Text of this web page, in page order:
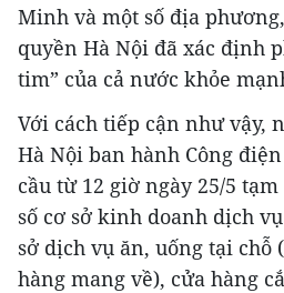
Minh và một số địa
quyền Hà Nội đã xác định
tim” của cả nước khỏe
Với cách tiếp cận như vậy,
Hà Nội ban hành Công
cầu từ 12 giờ ngày 25/5
số cơ sở kinh doanh dịch
sở dịch vụ ăn, uống tại chỗ
hàng mang về), cửa hàng